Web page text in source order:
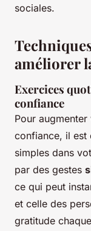
sociales.
améliorer
Exercices
confiance
Pour augmenter
confiance, il est
simples dans
par des gestes
ce qui peut
et celle des
gratitude